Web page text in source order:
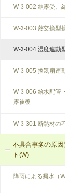
W-3-002 結露受、
W-3-003 熱交換型
W-3-004 湿度連動
W-3-005 換気扇連
W-3-006 給水配管
露被覆
W-3-301 断熱材の
不具合事象の原
ト(W)
降雨による漏水（